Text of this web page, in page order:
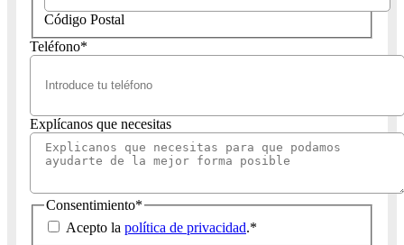
Código Postal
Teléfono*
Explícanos que necesitas
Consentimiento*
Acepto la política de privacidad.*